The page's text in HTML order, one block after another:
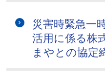
災害時緊急一
活用に係る株
まやとの協定